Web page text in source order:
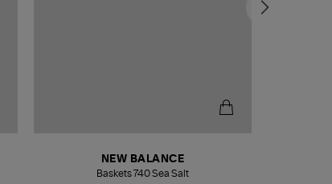
NEW BALANCE
Baskets 740 Sea Salt